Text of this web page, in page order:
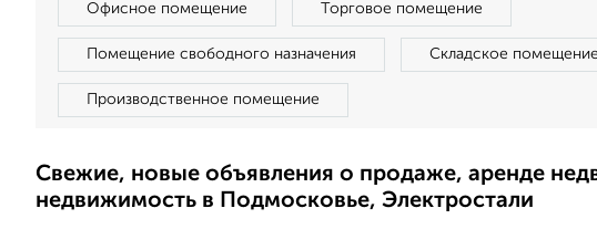
Офисное помещение Торговое помещение
Помещение свободного назначения Складское помещение
Производственное помещение
Свежие, новые объявления о продаже, аренде
недвижимость в Подмосковье, Электростали